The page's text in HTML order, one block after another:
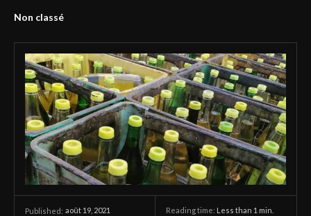
Non classé
Published: août 19, 2021 Reading time: Less than 1 min.